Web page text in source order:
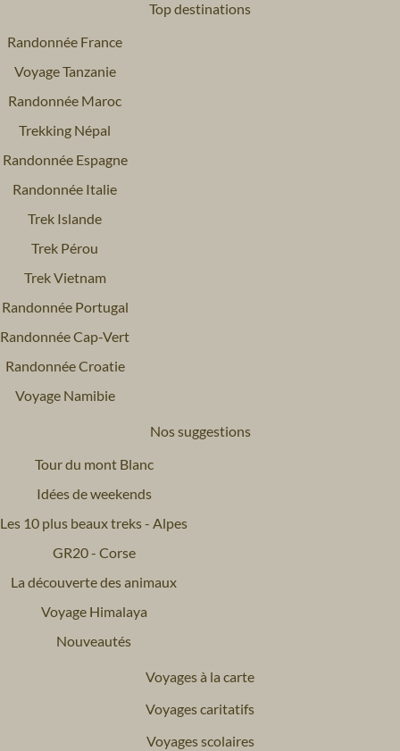
Top destinations
Randonnée France
Voyage Tanzanie
Randonnée Maroc
Trekking Népal
Randonnée Espagne
Randonnée Italie
Trek Islande
Trek Pérou
Trek Vietnam
Randonnée Portugal
Randonnée Cap-Vert
Randonnée Croatie
Voyage Namibie
Nos suggestions
Tour du mont Blanc
Idées de weekends
Les 10 plus beaux treks - Alpes
GR20 - Corse
La découverte des animaux
Voyage Himalaya
Nouveautés
Voyages à la carte
Voyages caritatifs
Voyages scolaires